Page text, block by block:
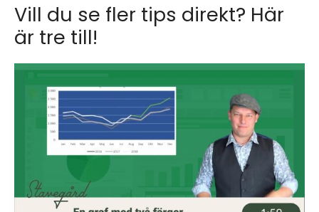
Vill du se fler tips direkt? Här
är tre till!